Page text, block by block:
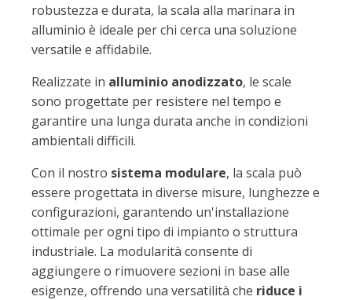
robustezza e durata, la scala alla marinara in
alluminio è ideale per chi cerca una soluzione
versatile e affidabile.
Realizzate in alluminio anodizzato, le scale
sono progettate per resistere nel tempo e
garantire una lunga durata anche in condizioni
ambientali difficili.
Con il nostro sistema modulare, la scala può
essere progettata in diverse misure, lunghezze e
configurazioni, garantendo un'installazione
ottimale per ogni tipo di impianto o struttura
industriale. La modularità consente di
aggiungere o rimuovere sezioni in base alle
esigenze, offrendo una versatilità che riduce i